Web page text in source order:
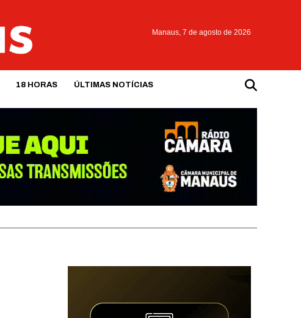
Manaus, 7 de agosto de 2026
18 HORAS ÚLTIMAS NOTÍCIAS